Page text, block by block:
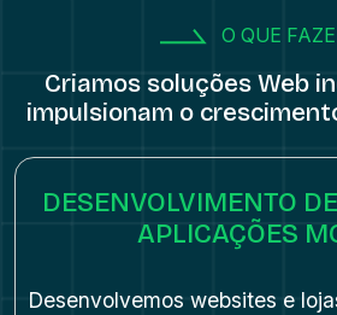
O QUE
Criamos soluções Web
impulsionam o
DESENVOLVIMENTO
APLICAÇÕES
Desenvolvemos websites e